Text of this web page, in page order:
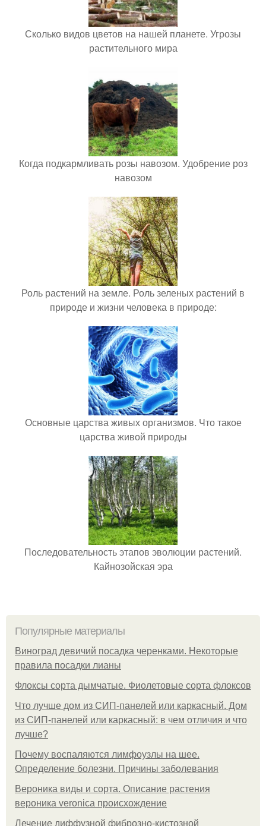
Сколько видов цветов на нашей планете. Угрозы
растительного мира
Когда подкармливать розы навозом. Удобрение роз
навозом
Роль растений на земле. Роль зеленых растений в
природе и жизни человека в природе:
Основные царства живых организмов. Что такое
царства живой природы
Последовательность этапов эволюции растений.
Кайнозойская эра
Популярные материалы
Виноград девичий посадка черенками. Некоторые
правила посадки лианы
Флоксы сорта дымчатые. Фиолетовые сорта флоксов
Что лучше дом из СИП-панелей или каркасный. Дом
из СИП-панелей или каркасный: в чем отличия и что
лучше?
Почему воспаляются лимфоузлы на шее.
Определение болезни. Причины заболевания
Вероника виды и сорта. Описание растения
вероника veronica происхождение
Лечение диффузной фиброзно-кистозной